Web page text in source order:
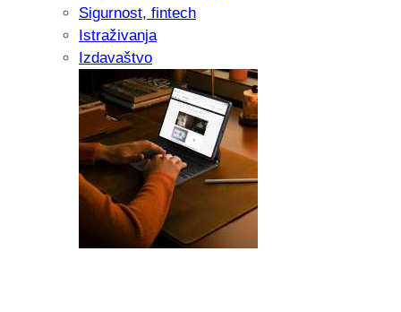
Sigurnost, fintech
Istraživanja
Izdavaštvo